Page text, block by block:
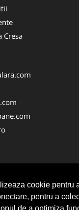
cookie pentru
pentru a
Cresa